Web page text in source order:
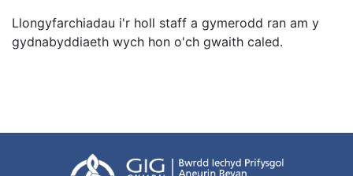
Llongyfarchiadau i'r holl staff a gymerodd ran am y
gydnabyddiaeth wych hon o'ch gwaith caled.